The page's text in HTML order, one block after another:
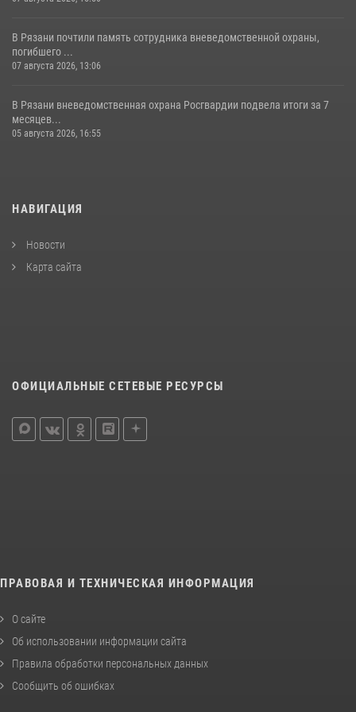
В Рязани почтили память сотрудника вневедомственной охраны,
погибшего ...
07 августа 2026, 13:06
В Рязани вневедомственная охрана Росгвардии подвела итоги за 7
месяцев...
05 августа 2026, 16:55
НАВИГАЦИЯ
Новости
Карта сайта
ОФИЦИАЛЬНЫЕ СЕТЕВЫЕ РЕСУРСЫ
ПРАВОВАЯ И ТЕХНИЧЕСКАЯ ИНФОРМАЦИЯ
О сайте
Об использовании информации сайта
Правила обработки персональных данных
Сообщить об ошибках